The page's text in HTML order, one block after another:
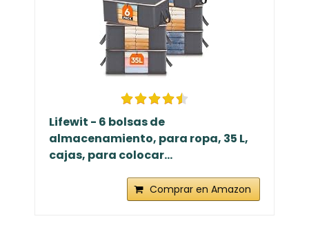
Lifewit - 6 bolsas de
almacenamiento, para ropa, 35 L,
cajas, para colocar...
Comprar en Amazon